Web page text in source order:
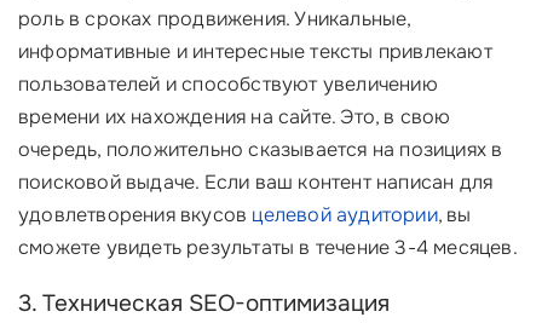
роль в сроках продвижения. Уникальные,
информативные и интересные тексты привлекают
пользователей и способствуют увеличению
времени их нахождения на сайте. Это, в свою
очередь, положительно сказывается на позициях в
поисковой выдаче. Если ваш контент написан для
удовлетворения вкусов целевой аудитории, вы
сможете увидеть результаты в течение 3-4 месяцев.
3. Техническая SEO-оптимизация